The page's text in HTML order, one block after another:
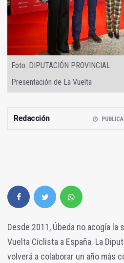
Foto: DIPUTACIÓN PROVINCIAL
Presentación de La Vuelta
Redacción
Desde 2011, Úbeda no acogía la
Vuelta Ciclista a España. La
volverá a colaborar un año más